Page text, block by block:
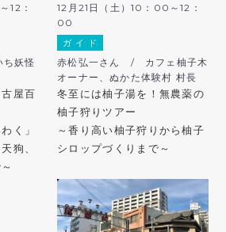
12：
妖怪
屋百
く」
狗、
12月21日（土）10：00～12：
00
ガ イ ド
赤松弘一さん / カフェ柚子木
オーナー、ぬかた体験村 村長
冬至には柚子湯を！無農薬の
柚子狩りツアー
～香り高い柚子狩りから柚子
シロップづくりまで～